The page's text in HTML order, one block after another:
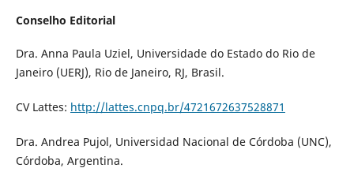
Conselho Editorial
Dra. Anna Paula Uziel, Universidade do Estado do Rio de
Janeiro (UERJ), Rio de Janeiro, RJ, Brasil.
CV Lattes: http://lattes.cnpq.br/4721672637528871
Dra. Andrea Pujol, Universidad Nacional de Córdoba (UNC),
Córdoba, Argentina.